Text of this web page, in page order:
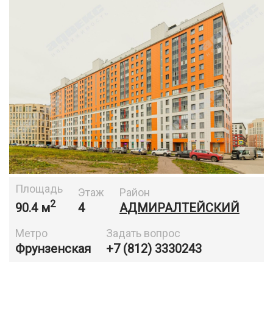
Площадь
90.4 м2
Этаж
4
Район
АДМИРАЛТЕЙСКИЙ
Метро
Фрунзенская
Задать вопрос
+7 (812) 3330243